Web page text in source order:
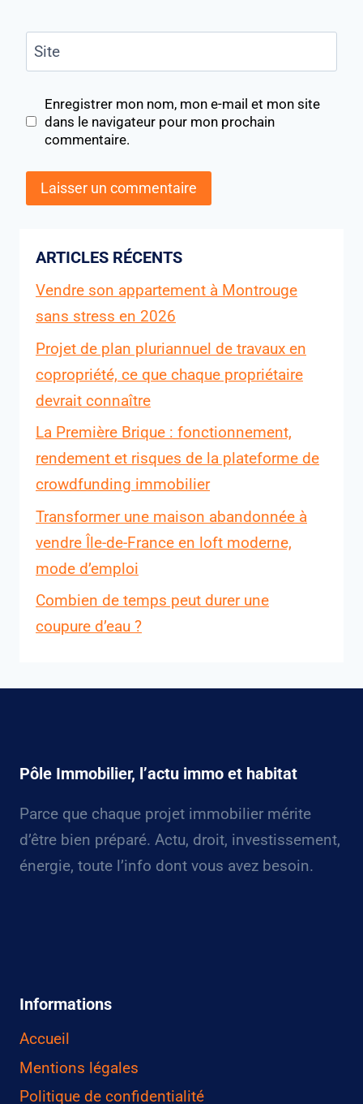
Site
Enregistrer mon nom, mon e-mail et mon site
dans le navigateur pour mon prochain
commentaire.
ARTICLES RÉCENTS
Vendre son appartement à Montrouge
sans stress en 2026
Projet de plan pluriannuel de travaux en
copropriété, ce que chaque propriétaire
devrait connaître
La Première Brique : fonctionnement,
rendement et risques de la plateforme de
crowdfunding immobilier
Transformer une maison abandonnée à
vendre Île-de-France en loft moderne,
mode d’emploi
Combien de temps peut durer une
coupure d’eau ?
Pôle Immobilier, l’actu immo et habitat
Parce que chaque projet immobilier mérite
d’être bien préparé. Actu, droit, investissement,
énergie, toute l’info dont vous avez besoin.
Informations
Accueil
Mentions légales
Politique de confidentialité